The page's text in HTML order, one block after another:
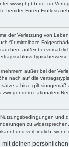
www.phpbb.de zur
fremder Foren Einfluss
der Verletzung von
für mittelbare
außer bei
außer bei der
nach auf die
a bis c gilt
nationalem
und
zu
und verbindlich,
mit deinen